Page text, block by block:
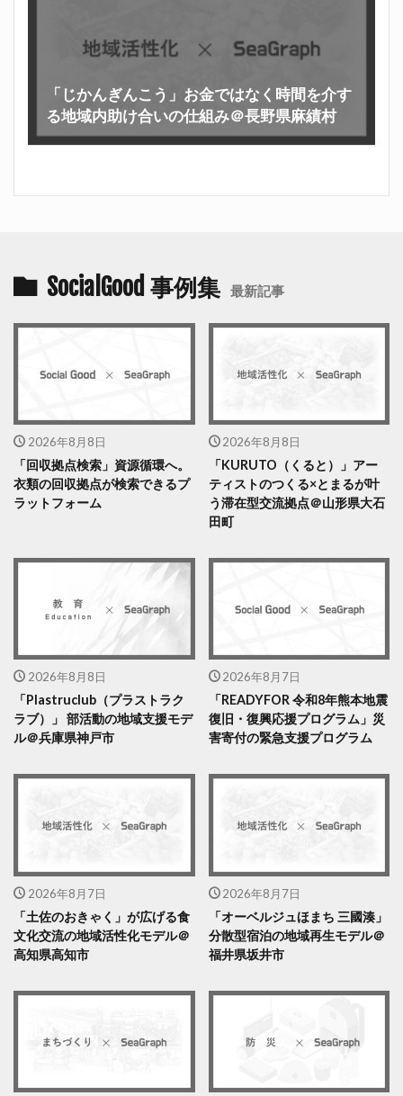
「じかんぎんこう」お金ではなく時間を介す
る地域内助け合いの仕組み＠長野県麻績村
SocialGood 事例集 最新記事
2026年8月8日
「回収拠点検索」資源循環へ。
衣類の回収拠点が検索できるプ
ラットフォーム
2026年8月8日
「KURUTO（くると）」アー
ティストのつくる×とまるが叶
う滞在型交流拠点＠山形県大石
田町
2026年8月8日
「Plastruclub（プラストラク
ラブ）」 部活動の地域支援モデ
ル＠兵庫県神戸市
2026年8月7日
「READYFOR 令和8年熊本地震
復旧・復興応援プログラム」災
害寄付の緊急支援プログラム
2026年8月7日
「土佐のおきゃく」が広げる食
文化交流の地域活性化モデル＠
高知県高知市
2026年8月7日
「オーベルジュほまち 三國湊」
分散型宿泊の地域再生モデル＠
福井県坂井市